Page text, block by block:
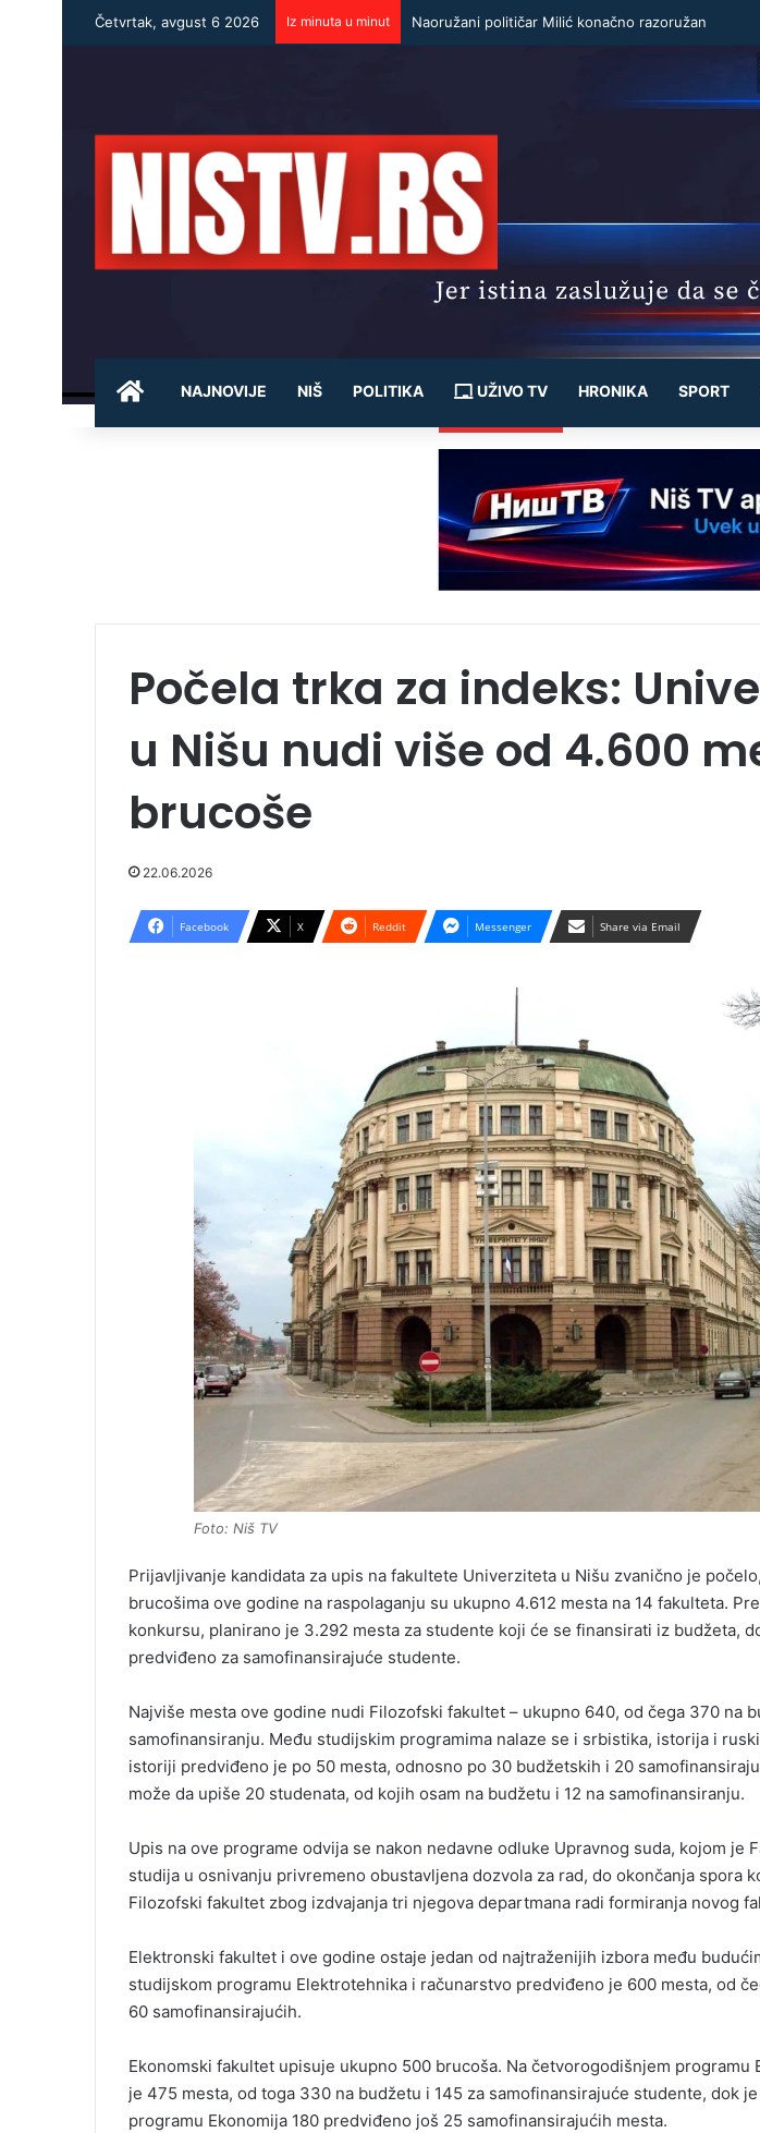
Četvrtak, avgust 6 2026 Iz minuta u minut Naoružani političar Milić konačno razoružan
POČETNA
NAJNOVIJE NIŠ POLITIKA UŽIVO TV HRONIKA SPORT
Počela trka za indeks:
u Nišu nudi više od 4.600
brucoše
22.06.2026
Facebook X Reddit Messenger Share via Email
Foto: Niš TV
Prijavljivanje kandidata za upis na fakultete Univerziteta u Nišu zvanično je
brucošima ove godine na raspolaganju su ukupno 4.612 mesta na 14 fakulteta.
konkursu, planirano je 3.292 mesta za studente koji će se finansirati iz budžeta,
predviđeno za samofinansirajuće studente.
Najviše mesta ove godine nudi Filozofski fakultet – ukupno 640, od čega 370 na
samofinansiranju. Među studijskim programima nalaze se i srbistika, istorija i
istoriji predviđeno je po 50 mesta, odnosno po 30 budžetskih i 20
može da upiše 20 studenata, od kojih osam na budžetu i 12 na samofinansiranju.
Upis na ove programe odvija se nakon nedavne odluke Upravnog suda, kojom je
studija u osnivanju privremeno obustavljena dozvola za rad, do okončanja spora
Filozofski fakultet zbog izdvajanja tri njegova departmana radi formiranja novog
Elektronski fakultet i ove godine ostaje jedan od najtraženijih izbora među
studijskom programu Elektrotehnika i računarstvo predviđeno je 600 mesta, od
60 samofinansirajućih.
Ekonomski fakultet upisuje ukupno 500 brucoša. Na četvorogodišnjem programu
je 475 mesta, od toga 330 na budžetu i 145 za samofinansirajuće studente, dok
programu Ekonomija 180 predviđeno još 25 samofinansirajućih mesta.